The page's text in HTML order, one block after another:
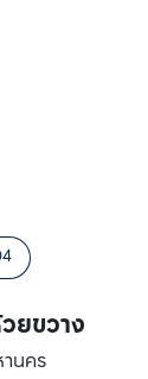
ยขวาง
นคร
เปรียบเทียบ